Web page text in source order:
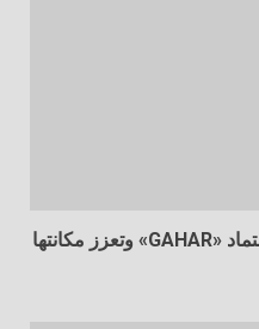
مستشفى مصر للطيران تجدد اعتماد «GAHAR» وتعزز مكانتها